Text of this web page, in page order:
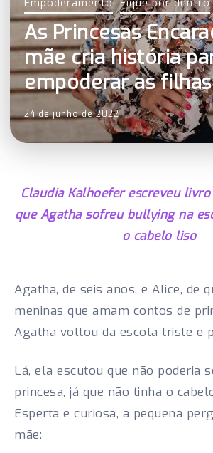
Empoderamento Fique por dentro
As Princesas
mãe cria história
empoderar as filhas
24 de junho de 2022
Claudia Kalhoefer escreveu
que Agatha sofreu bullying na
o cabelo liso
Agatha, de seis anos, e Alice, de
meninas que amam contos de
Agatha voltou da escola triste e
Lá, ela escutou que não poderia
princesa, já que não tinha o
Esperta e curiosa, a pequena
mãe: